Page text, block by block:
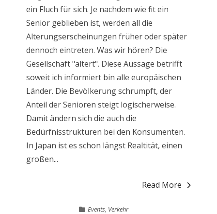
ein Fluch für sich. Je nachdem wie fit ein
Senior geblieben ist, werden all die
Alterungserscheinungen früher oder später
dennoch eintreten. Was wir hören? Die
Gesellschaft "altert". Diese Aussage betrifft
soweit ich informiert bin alle europäischen
Länder. Die Bevölkerung schrumpft, der
Anteil der Senioren steigt logischerweise.
Damit ändern sich die auch die
Bedürfnisstrukturen bei den Konsumenten.
In Japan ist es schon längst Realtität, einen
großen...
Read More
Events, Verkehr